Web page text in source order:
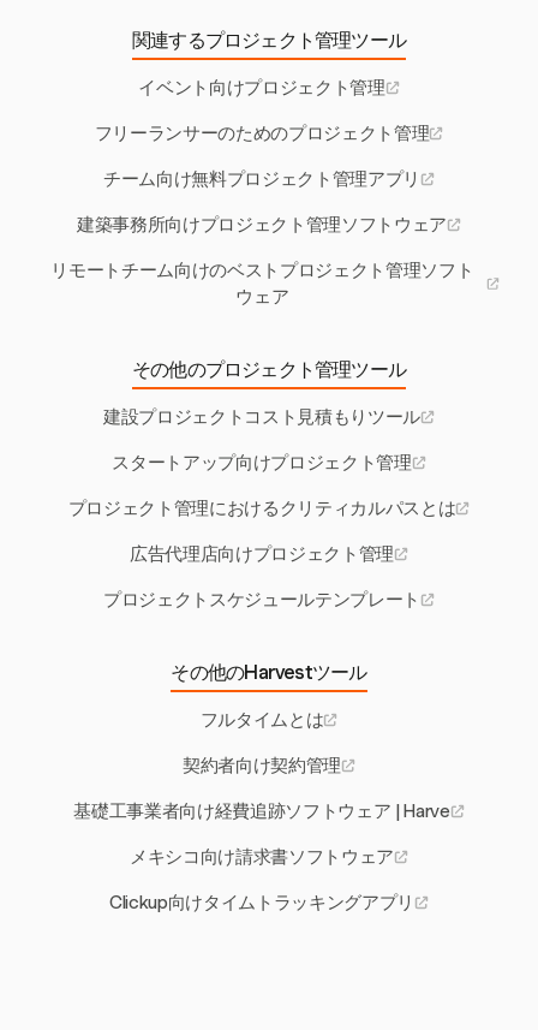
関連するプロジェクト管理ツール
イベント向けプロジェクト管理
フリーランサーのためのプロジェクト管理
チーム向け無料プロジェクト管理アプリ
建築事務所向けプロジェクト管理ソフトウェア
リモートチーム向けのベストプロジェクト管理ソフト
ウェア
その他のプロジェクト管理ツール
建設プロジェクトコスト見積もりツール
スタートアップ向けプロジェクト管理
プロジェクト管理におけるクリティカルパスとは
広告代理店向けプロジェクト管理
プロジェクトスケジュールテンプレート
その他のHarvestツール
フルタイムとは
契約者向け契約管理
基礎工事業者向け経費追跡ソフトウェア | Harve
メキシコ向け請求書ソフトウェア
Clickup向けタイムトラッキングアプリ